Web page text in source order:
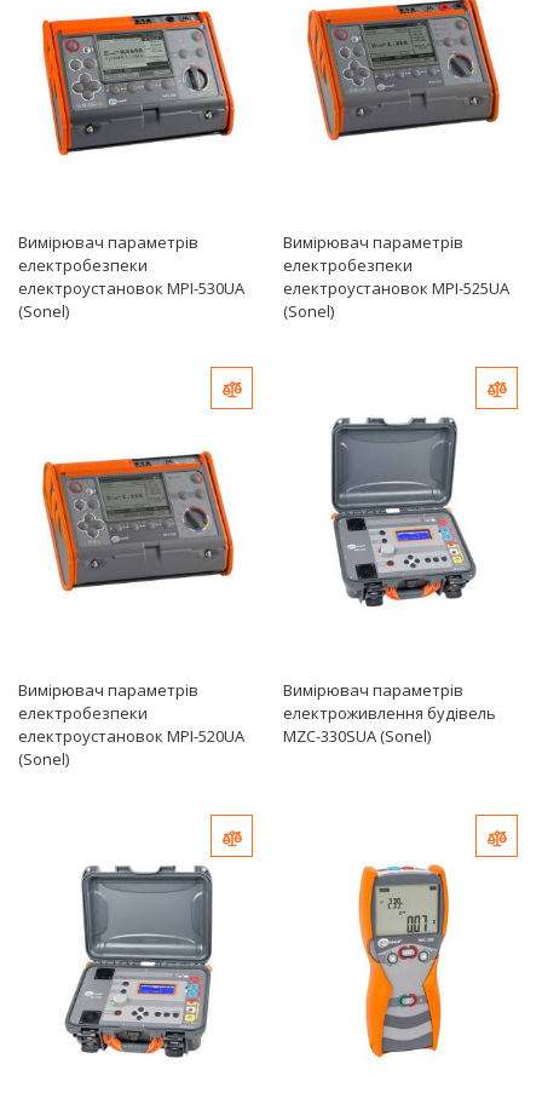
Вимірювач параметрів
електробезпеки
електроустановок MPI-530UA
(Sonel)
Вимірювач параметрів
електробезпеки
електроустановок MPI-525UA
(Sonel)
Вимірювач параметрів
електробезпеки
електроустановок MPI-520UA
(Sonel)
Добавить в сравнение
Вимірювач параметрів
електроживлення будівель
MZC-330SUA (Sonel)
Добавить в сравнение